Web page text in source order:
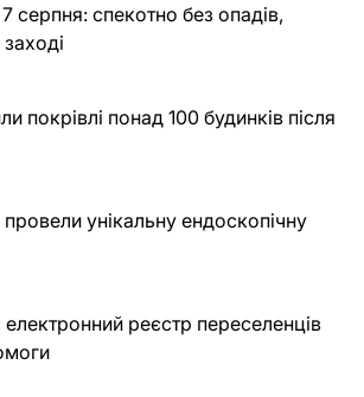
серпня: спекотно без опадів,
покрівлі понад 100 будинків після
унікальну ендоскопічну
реєстр переселенців